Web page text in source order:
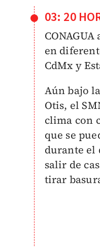
03: 20
en
CdMx y
Aún bajo
Otis, el
clima con
que se
durante el
salir de
tirar